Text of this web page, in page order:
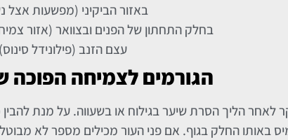
באזור הביקיני (מפשעות אצל
בחלק התחתון של הפנים ובצוואר (אזור
עצם הזנב (פילונידל
הגורמים לצמיחה הפוכה
לאחר הליך הסרת שיער בגילוח או בשעווה. על מנת להבין
באותו החלק בגוף. אם פני העור מכילים מספר לא